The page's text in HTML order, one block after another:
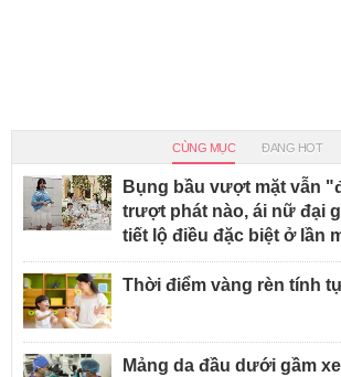
CÙNG MỤC ĐANG HOT
Bụng bầu vượt mặt vẫn
trượt phát nào, ái nữ đại
tiết lộ điều đặc biệt ở lần
Thời điểm vàng rèn tính
Mảng da đầu dưới gầm